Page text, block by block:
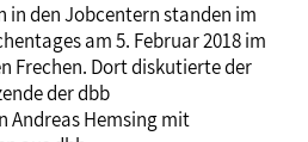
in den Jobcentern standen im
am 5. Februar 2018 im
Frechen. Dort diskutierte der
der dbb
Andreas Hemsing mit